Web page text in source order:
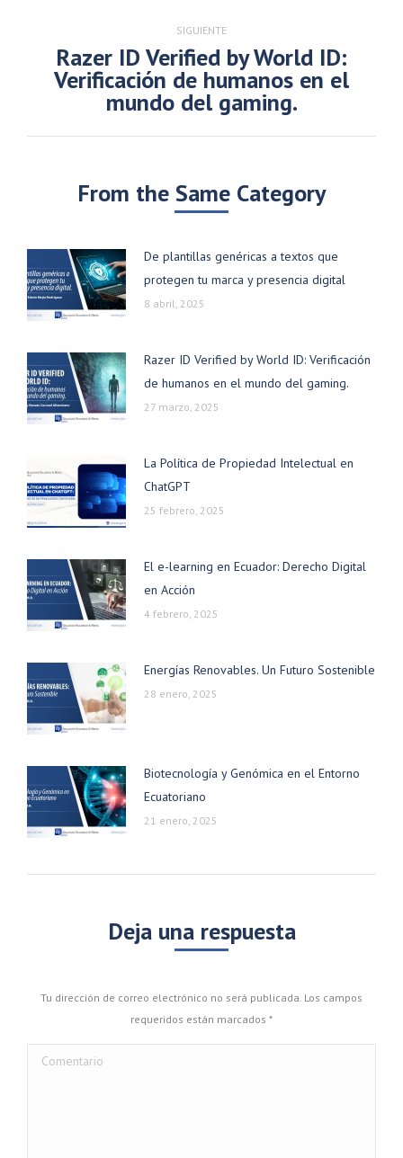
SIGUIENTE
Publicación
siguiente:
Razer ID Verified by World ID:
Verificación de humanos en el
mundo del gaming.
From the Same Category
De plantillas genéricas a textos que
protegen tu marca y presencia digital
8 abril, 2025
Razer ID Verified by World ID: Verificación
de humanos en el mundo del gaming.
27 marzo, 2025
La Política de Propiedad Intelectual en
ChatGPT
25 febrero, 2025
El e-learning en Ecuador: Derecho Digital
en Acción
4 febrero, 2025
Energías Renovables. Un Futuro Sostenible
28 enero, 2025
Biotecnología y Genómica en el Entorno
Ecuatoriano
21 enero, 2025
Deja una respuesta
Tu dirección de correo electrónico no será publicada. Los campos
requeridos están marcados *
Comentario